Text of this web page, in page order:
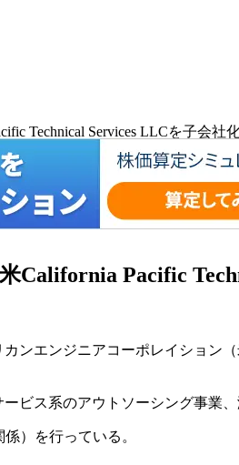
Technical Services LLCを子会社
California Pacific
ンエンジニアコーポレイション
ビス系のアウトソーシング事業
）を行っている。